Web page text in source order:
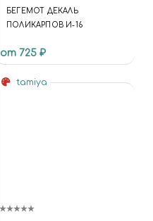
БЕГЕМОТ ДЕКАЛЬ
ПОЛИКАРПОВ И-16
от 725 ₽
tamiya